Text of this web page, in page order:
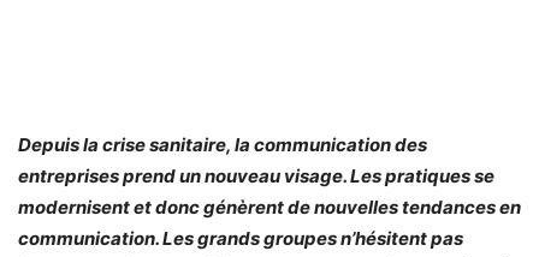
Depuis la crise sanitaire, la communication des
entreprises prend un nouveau visage. Les pratiques se
modernisent et donc génèrent de nouvelles tendances en
communication. Les grands groupes n’hésitent pas